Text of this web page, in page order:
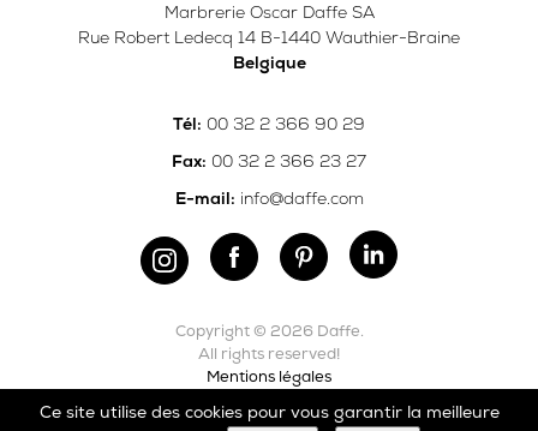
Marbrerie Oscar Daffe SA
Rue Robert Ledecq 14 B-1440 Wauthier-Braine
Belgique
Tél: 00 32 2 366 90 29
Fax: 00 32 2 366 23 27
E-mail: info@daffe.com
Copyright © 2026 Daffe.
All rights reserved!
Mentions légales
Carefully crafted byErgonomic
Ce site utilise des cookies pour vous garantir la meilleure